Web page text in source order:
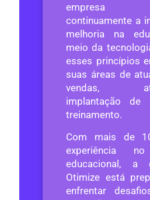
empresa
continuamente a
melhoria na
meio da
esses princípios
suas áreas de
vendas,
implantação de
treinamento.
Com mais de
experiência
educacional, a
Otimize está
enfrentar